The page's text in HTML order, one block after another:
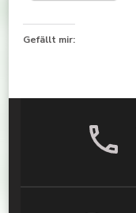
Gefällt mir: